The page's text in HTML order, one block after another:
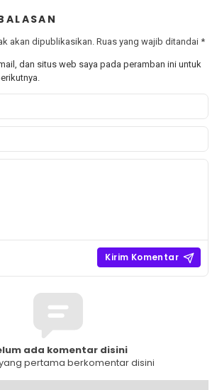
akan dipublikasikan. Ruas yang wajib ditandai *
dan situs web saya pada peramban ini untuk
ada komentar disini
pertama berkomentar disini